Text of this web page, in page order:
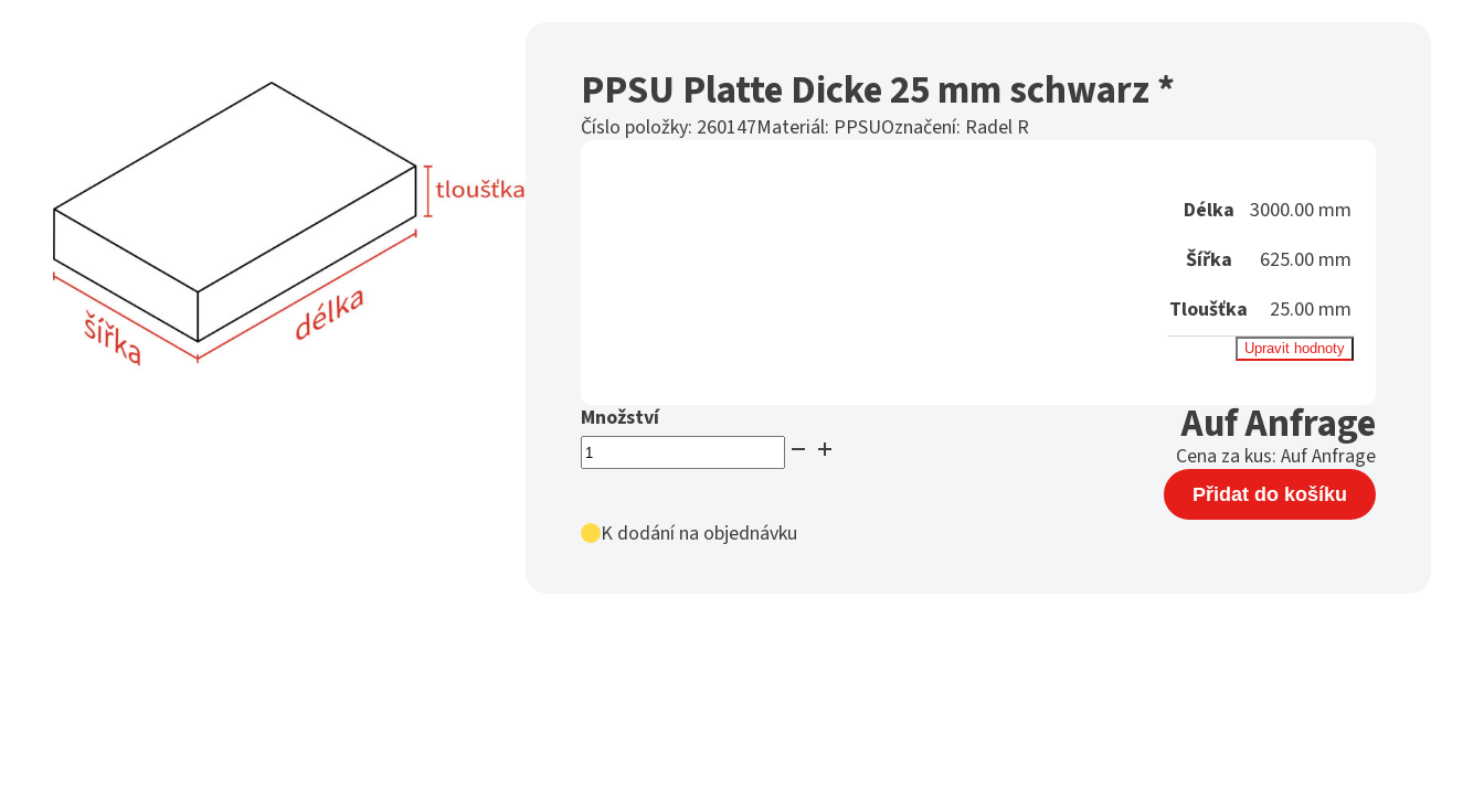
PPSU Platte Dicke 25 mm schwarz *
Číslo položky: 260147Materiál: PPSUOznačení: Radel R
Délka 3000.00 mm
Šířka
625.00 mm
Tloušťka
25.00 mm
Upravit hodnoty
PPSU
Platte
25
mm
Auf Anfrage
Cena za kus: Auf Anfrage
Přidat do košíku
K dodání na objednávku